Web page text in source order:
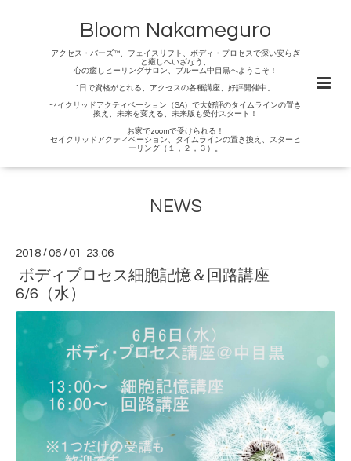
Bloom Nakameguro
アクセス・バーズ™、フェイスリフト、ボディ・プロセスで深い安らぎ
と癒しへいざなう、
心の癒しヒーリングサロン、ブルーム中目黒へようこそ！
1日で資格がとれる、アクセスの各種講座、好評開催中。
セイクリッドアクティベーション（SA）で大好評のタイムラインの置き
換え、未来を変える、未来版も受付スタート！
お家でzoomで受けられる！
セイクリッドアクティベーション、タイムラインの置き換え、スターヒ
ーリング（１，２，３）。
NEWS
2018 /06 /01 23:06
ボディプロセス細胞記憶＆回路講座
6/6（水）